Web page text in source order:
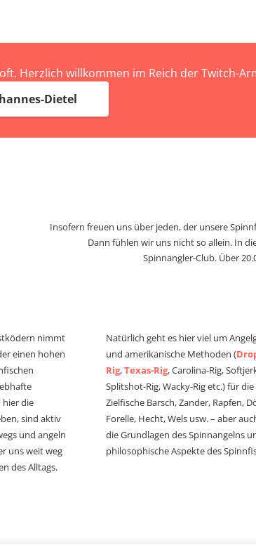
Herzlich willkommen im Reich der Twitch-
Dietel
Insofern freuen uns über jeden, der unsere
Dann fühlen wir uns nicht so allein. In
Spinnangler-Club. Über
nimmt
einen hohen
hier die
sind aktiv
und angeln
uns weit weg
des Alltags.
Natürlich geht es hier viel um
und amerikanische Methoden (
Rig,Texas-Rig, Carolina-Rig,
Splitshot-Rig, Wacky-Rig etc.) für die
Zielfische Barsch, Zander, Rapfen,
Forelle, Hecht, Wels usw. – aber
die Grundlagen des Spinnangelns
philosophische Aspekte des